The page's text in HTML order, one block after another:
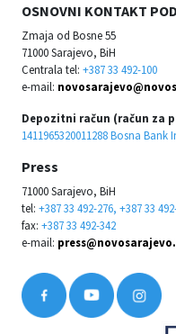
OSNOVNI KONTAKT
Zmaja od Bosne 55
71000 Sarajevo, BiH
Centrala tel: +387 33 492-100
e-mail:
Depozitni račun (račun za
1411965320011288 Bosna
Press
71000 Sarajevo, BiH
tel: +387 33 492-276, +387 33
fax: +387 33 492-342
e-mail: